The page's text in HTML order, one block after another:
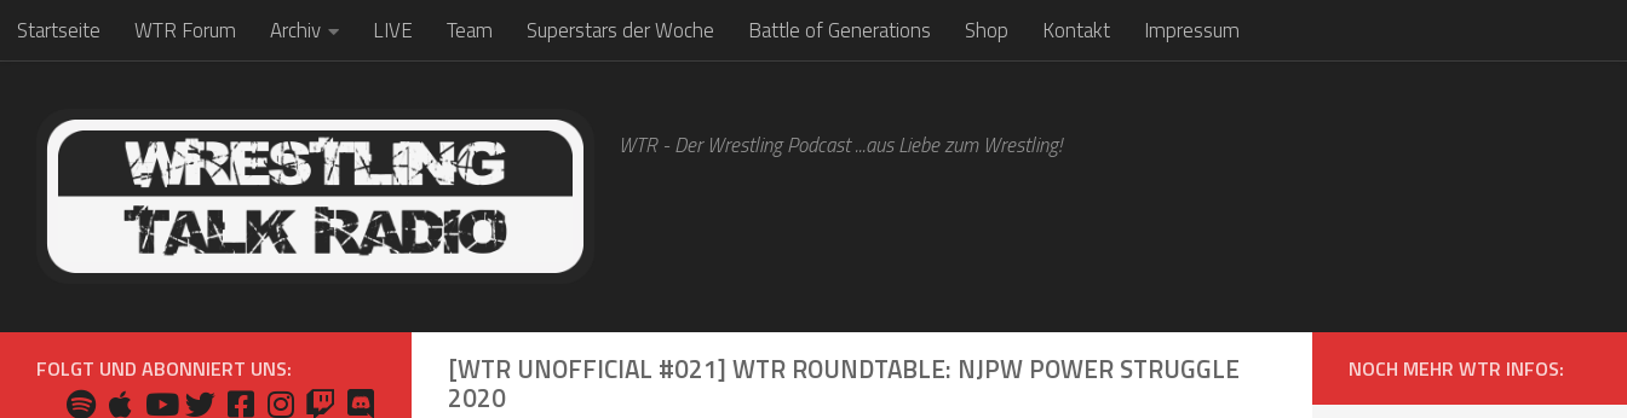
Zum Inhalt springen
Startseite WTR Forum Archiv LIVE Team Superstars der Woche Battle of Generations Shop Kontakt Impressum
WTR - Der Wrestling Podcast ...aus Liebe zum Wrestling!
[WTR UNOFFICIAL #021] WTR ROUNDTABLE: NJPW POWER STRUGGLE
2020
FOLGT UND ABONNIERT UNS: NOCH MEHR WTR INFOS: